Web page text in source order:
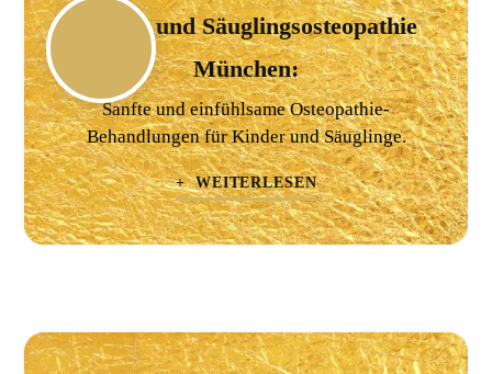
Kinder und Säuglingsosteopathie
München:
Sanfte und einfühlsame Osteopathie-
Behandlungen für Kinder und Säuglinge.
+ WEITERLESEN